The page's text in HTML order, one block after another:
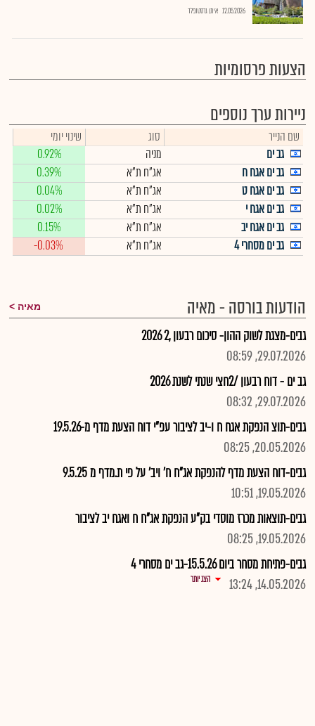
12.05.2026 איתן גרסטנפלד
הצעות פרסומיות
ניירות ערך נוספים
שם הנייר סוג
שינוי יומי
גב ים
מניה
0.92%
גב ים אגח ח
אג"ח ת"א
0.39%
גב ים אגח ט
אג"ח ת"א
0.04%
גב ים אגח י
אג"ח ת"א
0.02%
גב ים אגח יב
אג"ח ת"א
0.15%
גב ים מסחרי 4
אג"ח ת"א -0.03%
הודעות בורסה - מאיה מאיה
גבים-מצגת לשוק ההון- סיכום רבעון ,2 2026
29.07.2026, 08:59
גב ים - דוח רבעון /2חצי שנתי לשנת 2026
29.07.2026, 08:32
גבים-תוצ הנפקת אגח ח ו-יב לציבור עפ"י דוח הצעת מדף מ-19.5.26
20.05.2026, 08:25
גבים-דוח הצעת מדף להנפקת אג"ח ח' ויב' על פי ת.מדף מ 9.5.25
19.05.2026, 10:51
גבים-תוצאות מכרז מוסדי בק"ע הנפקת אג"ח ח ואגח יב לציבור
19.05.2026, 08:25
גבים-פתיחת מסחר ביום 15.5.26-גב ים מסחרי 4
14.05.2026, 13:24
הצג יותר